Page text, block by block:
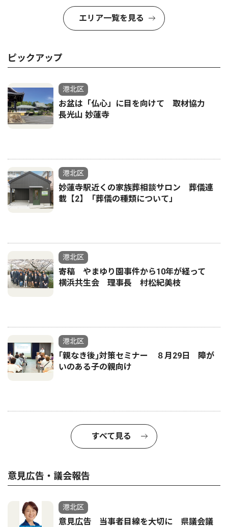
エリア一覧を見る
ピックアップ
港北区
お盆は「仏心」に目を向けて 取材協力
長光山 妙蓮寺
港北区
妙蓮寺駅近くの家族葬相談サロン 葬儀連
載【2】「葬儀の種類について」
港北区
寄稿 やまゆり園事件から10年が経って
横浜共生会 理事長 村松紀美枝
港北区
｢親なき後｣対策セミナー ８月29日 障が
いのある子の親向け
すべて見る
意見広告・議会報告
港北区
意見広告 当事者目線を大切に 県議会議